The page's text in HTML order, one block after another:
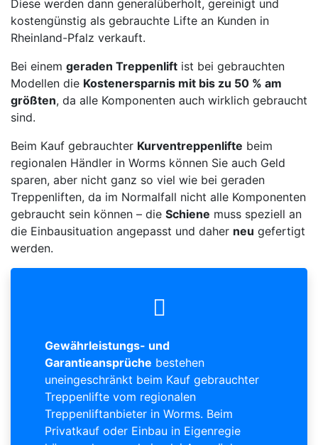
Diese werden dann generalüberholt, gereinigt und
kostengünstig als gebrauchte Lifte an Kunden in
Rheinland-Pfalz verkauft.
Bei einem geraden Treppenlift ist bei gebrauchten
Modellen die Kostenersparnis mit bis zu 50 % am
größten, da alle Komponenten auch wirklich gebraucht
sind.
Beim Kauf gebrauchter Kurventreppenlifte beim
regionalen Händler in Worms können Sie auch Geld
sparen, aber nicht ganz so viel wie bei geraden
Treppenliften, da im Normalfall nicht alle Komponenten
gebraucht sein können – die Schiene muss speziell an
die Einbausituation angepasst und daher neu gefertigt
werden.
Gewährleistungs- und
Garantieansprüche bestehen
uneingeschränkt beim Kauf gebrauchter
Treppenlifte vom regionalen
Treppenliftanbieter in Worms. Beim
Privatkauf oder Einbau in Eigenregie